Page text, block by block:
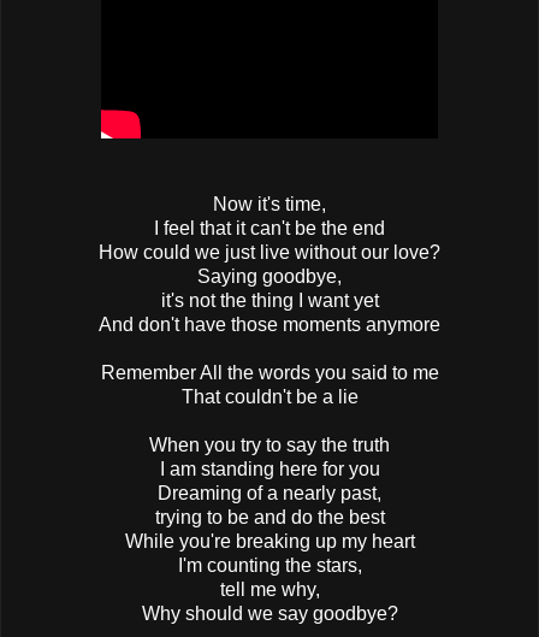
Now it's time,
I feel that it can't be the end
How could we just live without our love?
Saying goodbye,
it's not the thing I want yet
And don't have those moments anymore
Remember All the words you said to me
That couldn't be a lie
When you try to say the truth
I am standing here for you
Dreaming of a nearly past,
trying to be and do the best
While you're breaking up my heart
I'm counting the stars,
tell me why,
Why should we say goodbye?